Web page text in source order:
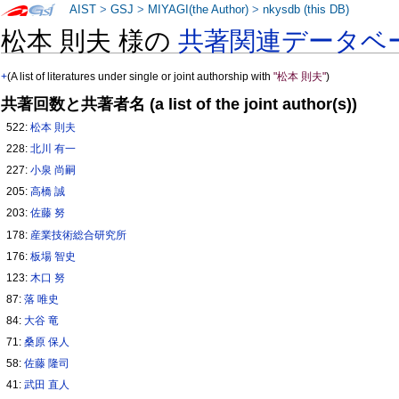
松本 則夫 様の共著関連データベ
+(A list of literatures under single or joint authorship with"松本 則夫")
共著回数と共著者名 (a list of the joint author(s))
522:松本 則夫
228:北川 有一
227:小泉 尚嗣
205:高橋 誠
203:佐藤 努
178: 産業技術総合研究所
176:板場 智史
123: 木口 努
87:落 唯史
84:大谷 竜
71:桑原 保人
58:佐藤 隆司
41:武田 直人
AIST >GSJ > MIYAGI(the Author) >nkysdb (this DB)